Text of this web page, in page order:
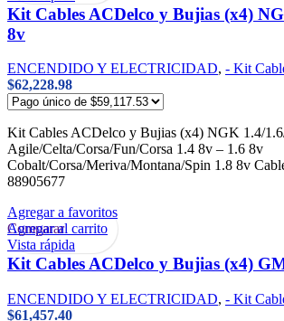
Kit Cables ACDelco y Bujias (x4)
8v
ENCENDIDO Y ELECTRICIDAD, - Kit
$62,228.98
Kit Cables ACDelco y Bujias (x4) NGK 1.4/
Agile/Celta/Corsa/Fun/Corsa 1.4 8v – 1.6 8v
Cobalt/Corsa/Meriva/Montana/Spin 1.8 8v
88905677
Agregar a favoritos
Agregar al carrito
Vista rápida
Comparar
Kit Cables ACDelco y Bujias (x4)
ENCENDIDO Y ELECTRICIDAD, - Kit
$61,457.40